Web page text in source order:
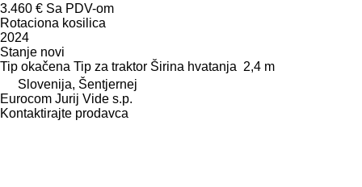
3.460 € Sa PDV-om
Rotaciona kosilica
2024
Stanje novi
Tip okačena Tip za traktor Širina hvatanja 2,4 m
Slovenija, Šentjernej
Eurocom Jurij Vide s.p.
Kontaktirajte prodavca